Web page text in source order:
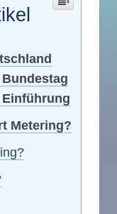
Metering?